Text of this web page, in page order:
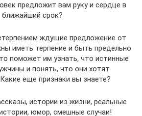
предложит вам руку и сердце в
ближайший срок?
ждущие предложение от
иметь терпение и быть предельно
поможет им узнать, что истинные
и понять, что они хотят
еще признаки вы знаете?
истории из жизни, реальные
юмор, смешные случаи!